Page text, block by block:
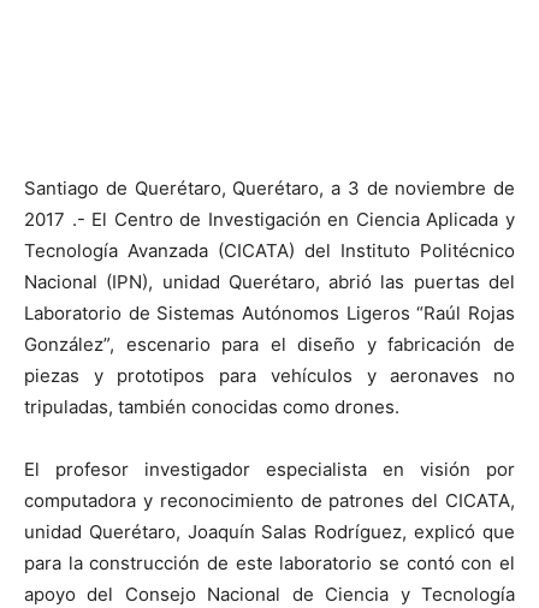
Santiago de Querétaro, Querétaro, a 3 de noviembre de
2017 .- El Centro de Investigación en Ciencia Aplicada y
Tecnología Avanzada (CICATA) del Instituto Politécnico
Nacional (IPN), unidad Querétaro, abrió las puertas del
Laboratorio de Sistemas Autónomos Ligeros “Raúl Rojas
González”, escenario para el diseño y fabricación de
piezas y prototipos para vehículos y aeronaves no
tripuladas, también conocidas como drones.
El profesor investigador especialista en visión por
computadora y reconocimiento de patrones del CICATA,
unidad Querétaro, Joaquín Salas Rodríguez, explicó que
para la construcción de este laboratorio se contó con el
apoyo del Consejo Nacional de Ciencia y Tecnología